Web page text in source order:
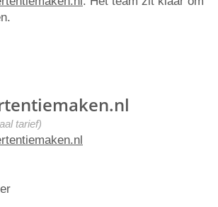
tarief)